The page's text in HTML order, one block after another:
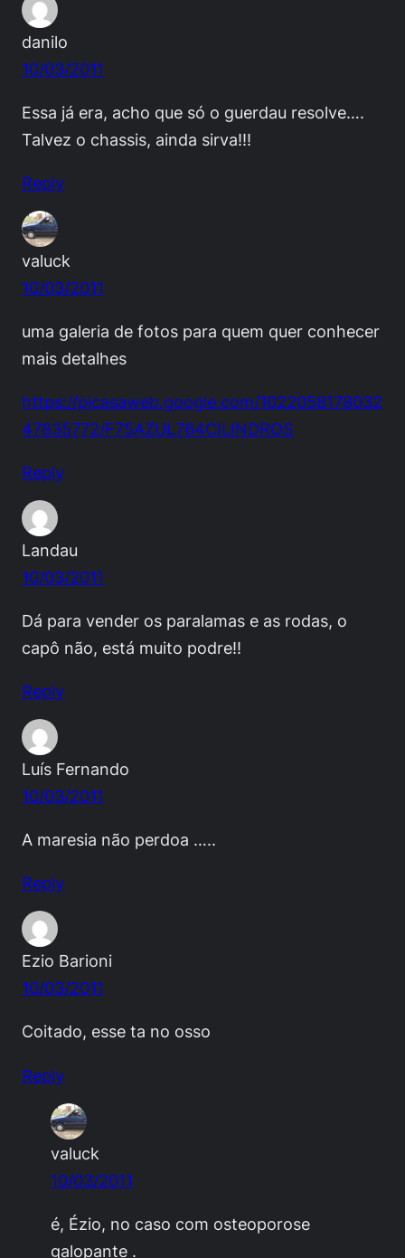
danilo
10/03/2011
Essa já era, acho que só o guerdau resolve….
Talvez o chassis, ainda sirva!!!
Reply
valuck
10/03/2011
uma galeria de fotos para quem quer conhecer
mais detalhes
https://picasaweb.google.com/1022058178032
47835772/F75AZUL764CILINDROS
Reply
Landau
10/03/2011
Dá para vender os paralamas e as rodas, o
capô não, está muito podre!!
Reply
Luís Fernando
10/03/2011
A maresia não perdoa …..
Reply
Ezio Barioni
10/03/2011
Coitado, esse ta no osso
Reply
valuck
10/03/2011
é, Ézio, no caso com osteoporose
galopante .